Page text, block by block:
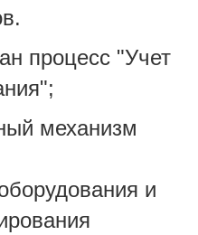
процесс "Учет
механизм
и